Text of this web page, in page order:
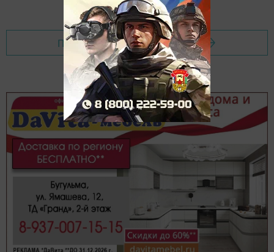
Перейти на страницу новости